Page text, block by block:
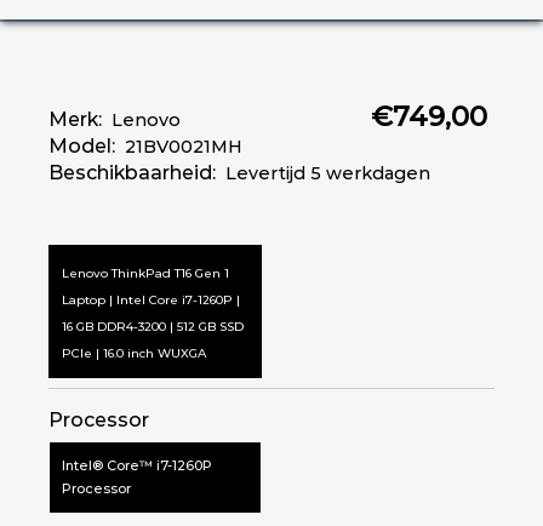
Merk: Lenovo
Model: 21BV0021MH
Beschikbaarheid: Levertijd 5 werkdagen
€749,00
Lenovo ThinkPad T16 Gen 1
Laptop | Intel Core i7-1260P |
16 GB DDR4-3200 | 512 GB SSD
PCIe | 16.0 inch WUXGA
Processor
Intel® Core™ i7-1260P
Processor